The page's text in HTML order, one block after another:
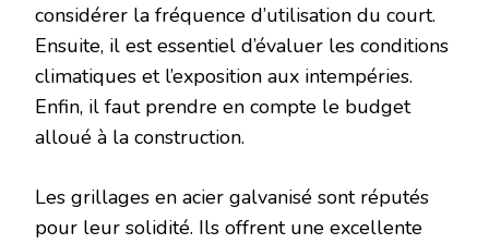
considérer la fréquence d’utilisation du court.
Ensuite, il est essentiel d’évaluer les conditions
climatiques et l’exposition aux intempéries.
Enfin, il faut prendre en compte le budget
alloué à la construction.
Les grillages en acier galvanisé sont réputés
pour leur solidité. Ils offrent une excellente